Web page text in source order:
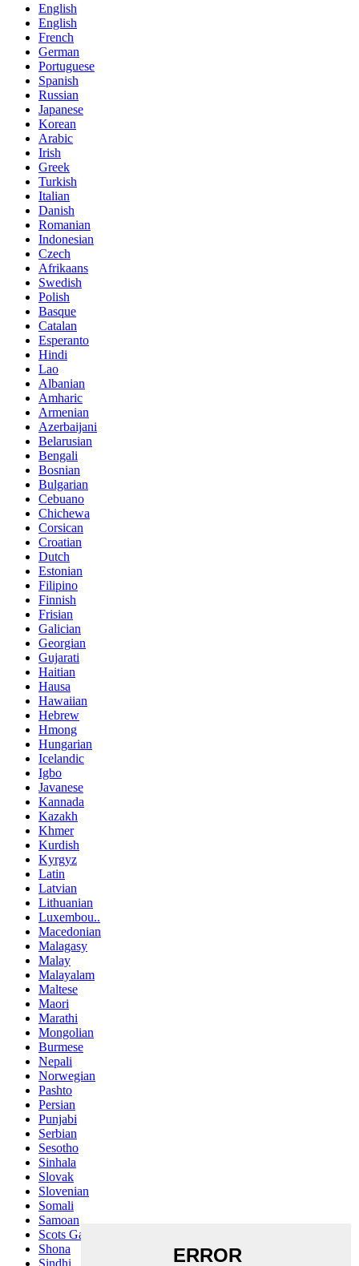
English
English
French
German
Portuguese
Spanish
Russian
Japanese
Korean
Arabic
Irish
Greek
Turkish
Italian
Danish
Romanian
Indonesian
Czech
Afrikaans
Swedish
Polish
Basque
Catalan
Esperanto
Hindi
Lao
Albanian
Amharic
Armenian
Azerbaijani
Belarusian
Bengali
Bosnian
Bulgarian
Cebuano
Chichewa
Corsican
Croatian
Dutch
Estonian
Filipino
Finnish
Frisian
Galician
Georgian
Gujarati
Haitian
Hausa
Hawaiian
Hebrew
Hmong
Hungarian
Icelandic
Igbo
Javanese
Kannada
Kazakh
Khmer
Kurdish
Kyrgyz
Latin
Latvian
Lithuanian
Luxembou..
Macedonian
Malagasy
Malay
Malayalam
Maltese
Maori
Marathi
Mongolian
Burmese
Nepali
Norwegian
Pashto
Persian
Punjabi
Serbian
Sesotho
Sinhala
Slovak
Slovenian
Somali
Samoan
Scots Gaelic
Shona
Sindhi